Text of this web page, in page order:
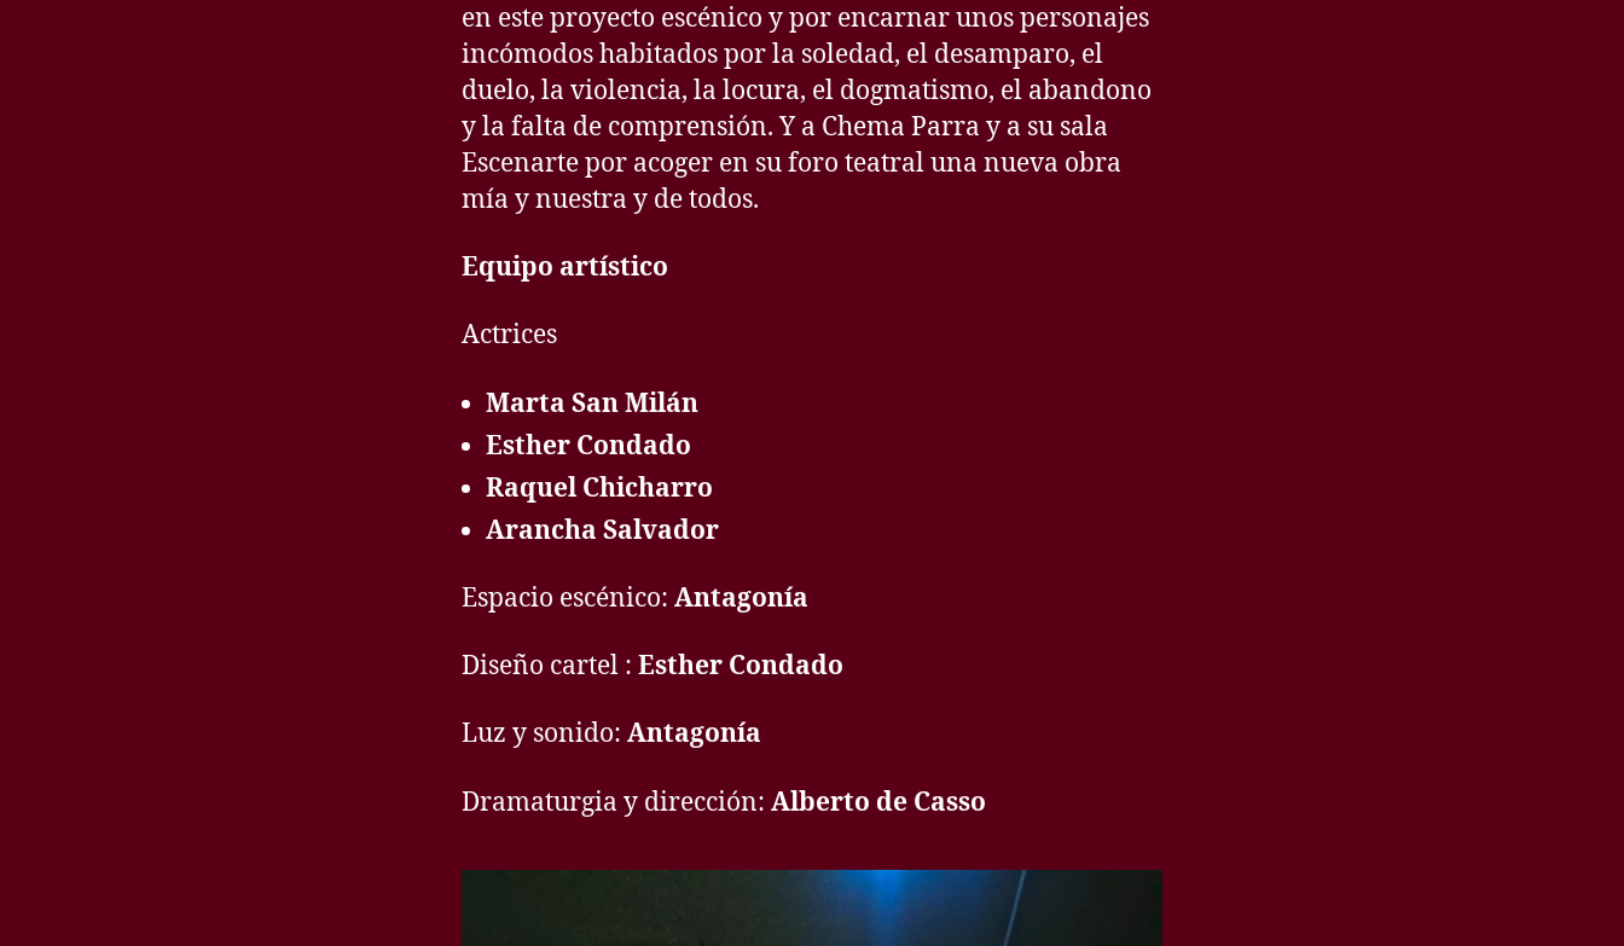
en este proyecto escénico y por encarnar unos personajes
incómodos habitados por la soledad, el desamparo, el
duelo, la violencia, la locura, el dogmatismo, el abandono
y la falta de comprensión. Y a Chema Parra y a su sala
Escenarte por acoger en su foro teatral una nueva obra
mía y nuestra y de todos.
Equipo artístico
Actrices
Marta San Milán
Esther Condado
Raquel Chicharro
Arancha Salvador
Espacio escénico: Antagonía
Diseño cartel : Esther Condado
Luz y sonido: Antagonía
Dramaturgia y dirección: Alberto de Casso